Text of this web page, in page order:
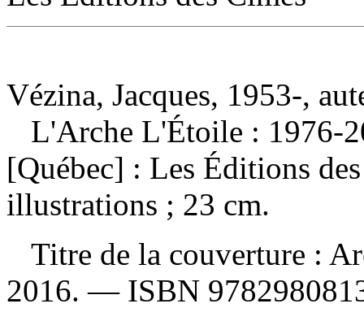
Vézina, Jacques, 1953-,
L'Arche L'Étoile : 1976-
[Québec] : Les Éditions
illustrations ; 23 cm.
Titre de la couverture :
2016. — ISBN